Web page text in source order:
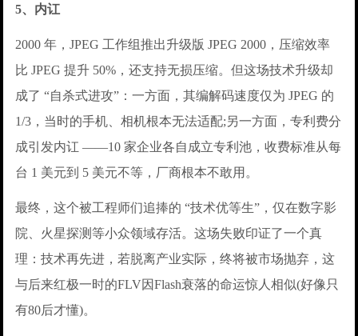
5、内讧
2000 年，JPEG 工作组推出升级版 JPEG 2000，压缩效率
比 JPEG 提升 50%，还支持无损压缩。但这场技术升级却
成了 “自杀式进攻”：一方面，其编解码速度仅为 JPEG 的
1/3，当时的手机、相机根本无法适配;另一方面，专利费分
成引发内讧 ——10 家企业各自成立专利池，收费标准从每
台 1 美元到 5 美元不等，厂商根本不敢用。
最终，这个被工程师们追捧的 “技术优等生”，仅在数字影
院、火星探测等小众领域存活。这场失败印证了一个真
理：技术再先进，若脱离产业实际，终将被市场抛弃，这
与后来红极一时的FLV因Flash衰落的命运惊人相似(好像只
有80后才懂)。